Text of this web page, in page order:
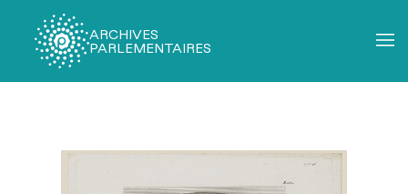
ARCHIVES
PARLEMENTAIRES